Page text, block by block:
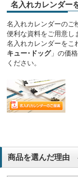
名入れカレンダー
名入れカレンダーのご
便利な資料をご用意し
名入れカレンダーをこ
キュー･ドッグ」の価
ください。
商品を選んだ理由